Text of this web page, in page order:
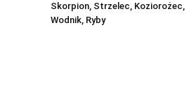
Skorpion, Strzelec, Koziorożec,
Wodnik, Ryby